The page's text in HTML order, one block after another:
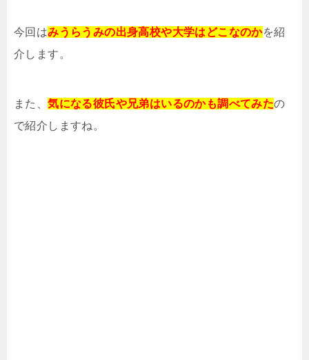
今回はみうらうみの出身高校や大学はどこなのかを紹
介します。
また、気になる彼氏や兄弟はいるのかも調べてみたの
で紹介しますね。